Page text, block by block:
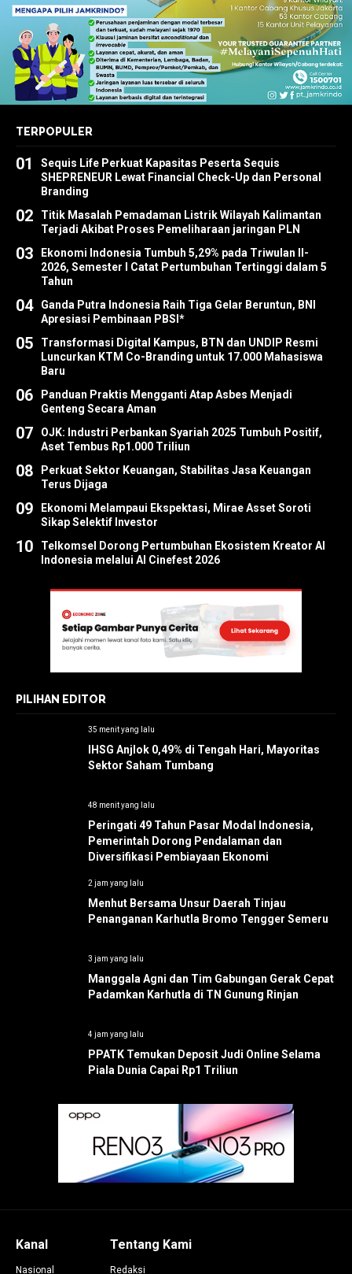
TERPOPULER
01
Sequis Life Perkuat Kapasitas Peserta Sequis
SHEPRENEUR Lewat Financial Check-Up dan Personal
Branding
02
Titik Masalah Pemadaman Listrik Wilayah Kalimantan
Terjadi Akibat Proses Pemeliharaan jaringan PLN
03
Ekonomi Indonesia Tumbuh 5,29% pada Triwulan II-
2026, Semester I Catat Pertumbuhan Tertinggi dalam 5
Tahun
04
Ganda Putra Indonesia Raih Tiga Gelar Beruntun, BNI
Apresiasi Pembinaan PBSI*
05
Transformasi Digital Kampus, BTN dan UNDIP Resmi
Luncurkan KTM Co-Branding untuk 17.000 Mahasiswa
Baru
06
Panduan Praktis Mengganti Atap Asbes Menjadi
Genteng Secara Aman
07
OJK: Industri Perbankan Syariah 2025 Tumbuh Positif,
Aset Tembus Rp1.000 Triliun
08
Perkuat Sektor Keuangan, Stabilitas Jasa Keuangan
Terus Dijaga
09
Ekonomi Melampaui Ekspektasi, Mirae Asset Soroti
Sikap Selektif Investor
10
Telkomsel Dorong Pertumbuhan Ekosistem Kreator AI
Indonesia melalui AI Cinefest 2026
PILIHAN EDITOR
35 menit yang lalu
IHSG Anjlok 0,49% di Tengah Hari, Mayoritas
Sektor Saham Tumbang
48 menit yang lalu
Peringati 49 Tahun Pasar Modal Indonesia,
Pemerintah Dorong Pendalaman dan
Diversifikasi Pembiayaan Ekonomi
2 jam yang lalu
Menhut Bersama Unsur Daerah Tinjau
Penanganan Karhutla Bromo Tengger Semeru
3 jam yang lalu
Manggala Agni dan Tim Gabungan Gerak Cepat
Padamkan Karhutla di TN Gunung Rinjan
4 jam yang lalu
PPATK Temukan Deposit Judi Online Selama
Piala Dunia Capai Rp1 Triliun
Kanal
Nasional
Tentang Kami
Redaksi